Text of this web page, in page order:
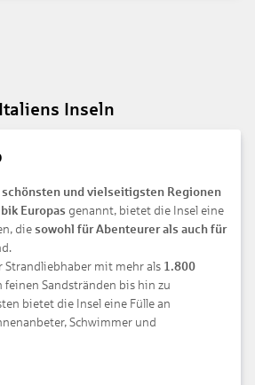
Italiens Inseln
schönsten und vielseitigsten Regionen
Europas genannt, bietet die Insel eine
die sowohl für Abenteurer als auch für
Strandliebhaber mit mehr als 1.800
feinen Sandstränden bis hin zu
bietet die Insel eine Fülle an
Schwimmer und